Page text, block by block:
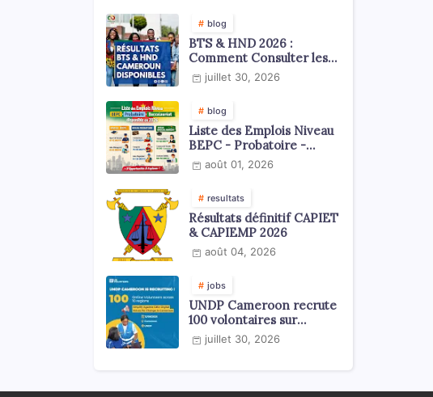
blog
BTS & HND 2026 :
Comment Consulter les
Résultats ?
juillet 30, 2026
blog
Liste des Emplois Niveau
BEPC - Probatoire -
Baccalauréat dispoblible
en 2026
août 01, 2026
resultats
Résultats définitif CAPIET
& CAPIEMP 2026
août 04, 2026
jobs
UNDP Cameroon recrute
100 volontaires sur
l'échelle du territoire
national
juillet 30, 2026